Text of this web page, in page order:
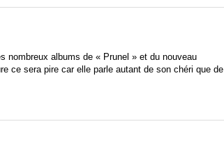
nombreux albums de « Prunel » et du nouveau
ce sera pire car elle parle autant de son chéri que de